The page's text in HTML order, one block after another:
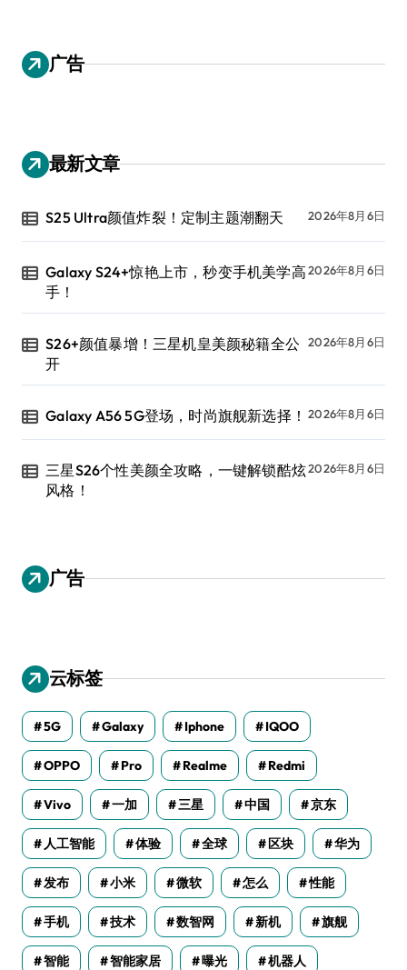
广告
最新文章
S25 Ultra颜值炸裂！定制主题潮翻天 2026年8月6日
Galaxy S24+惊艳上市，秒变手机美学高
手！
2026年8月6日
S26+颜值暴增！三星机皇美颜秘籍全公
开
2026年8月6日
Galaxy A56 5G登场，时尚旗舰新选择！ 2026年8月6日
三星S26个性美颜全攻略，一键解锁酷炫
风格！
2026年8月6日
广告
云标签
5G Galaxy Iphone IQOO
OPPO Pro Realme Redmi
Vivo 一加 三星 中国 京东
人工智能 体验 全球 区块 华为
发布 小米 微软 怎么 性能
手机 技术 数智网 新机 旗舰
智能 智能家居 曝光 机器人